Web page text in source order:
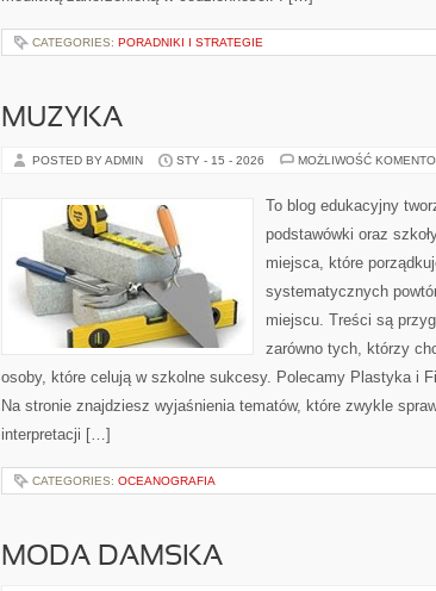
CATEGORIES: PORADNIKI I STRATEGIE
MUZYKA
POSTED BY ADMIN STY - 15 - 2026 MOŻLIWOŚĆ
To blog edukacyjny
podstawówki oraz
miejsca, które
systematycznych
miejscu. Treści są
zarówno tych, którzy
osoby, które celują w szkolne sukcesy. Polecamy Plastyka i
Na stronie znajdziesz wyjaśnienia tematów, które zwykle
interpretacji […]
CATEGORIES: OCEANOGRAFIA
MODA DAMSKA